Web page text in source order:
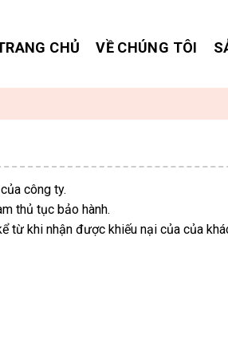
CHỦ VỀ CHÚNG TÔI
công ty.
thủ tục bảo hành.
từ khi nhận được khiếu nại của của